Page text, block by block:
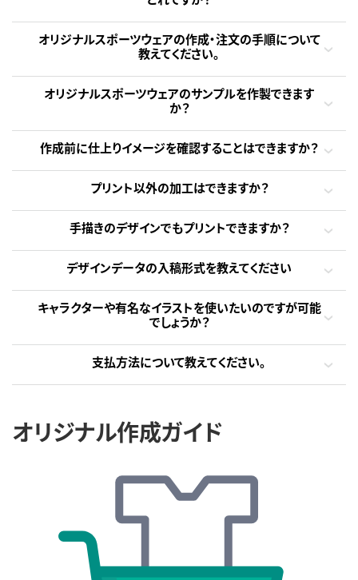
オリジナルスポーツウェアの作成・注文の手順について
教えてください。
オリジナルスポーツウェアのサンプルを作製できます
か？
作成前に仕上りイメージを確認することはできますか？
プリント以外の加工はできますか？
手描きのデザインでもプリントできますか？
デザインデータの入稿形式を教えてください
キャラクターや有名なイラストを使いたいのですが可能
でしょうか？
支払方法について教えてください。
オリジナル作成ガイド